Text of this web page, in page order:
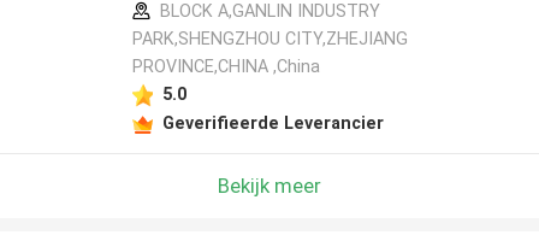
BLOCK A,GANLIN INDUSTRY
PARK,SHENGZHOU CITY,ZHEJIANG
PROVINCE,CHINA ,China
5.0
Geverifieerde Leverancier
Bekijk meer